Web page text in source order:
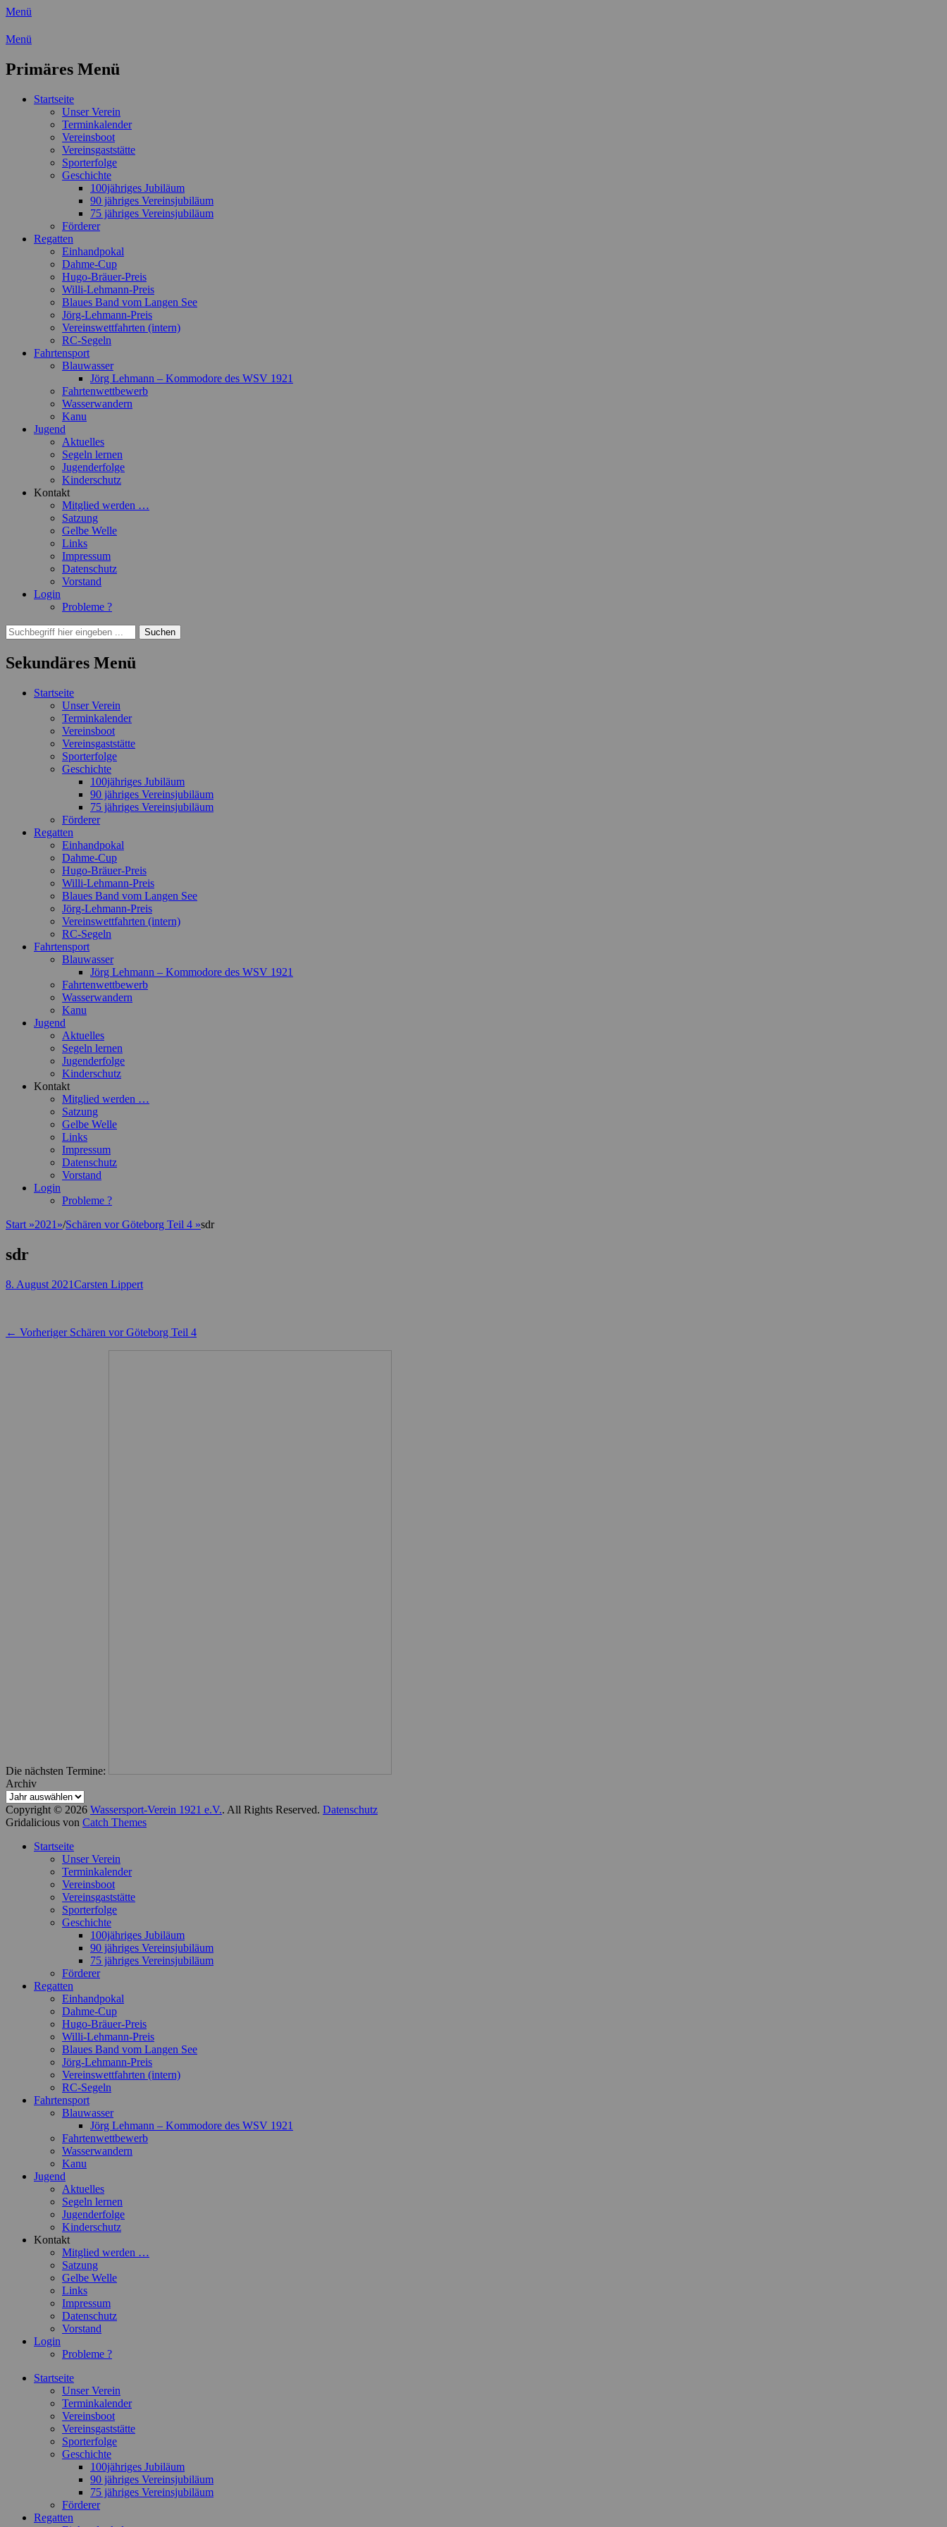
Menü
Wassersport-Verein 1921 e.V.
Menü
Primäres Menü
Zum
Startseite
Unser Verein
Terminkalender
Vereinsboot
Vereinsgaststätte
Sporterfolge
Geschichte
100jähriges Jubiläum
90 jähriges Vereinsjubiläum
75 jähriges Vereinsjubiläum
Förderer
Regatten
Einhandpokal
Dahme-Cup
Hugo-Bräuer-Preis
Willi-Lehmann-Preis
Blaues Band vom Langen See
Jörg-Lehmann-Preis
Vereinswettfahrten (intern)
RC-Segeln
Fahrtensport
Blauwasser
Jörg Lehmann – Kommodore des WSV 1921
Fahrtenwettbewerb
Wasserwandern
Kanu
Jugend
Aktuelles
Segeln lernen
Jugenderfolge
Kinderschutz
Kontakt
Mitglied werden …
Satzung
Gelbe Welle
Links
Impressum
Datenschutz
Vorstand
Login
Probleme ?
Suchen
Suchen
nach:
Sekundäres Menü
Zum
Startseite
Unser Verein
Terminkalender
Vereinsboot
Vereinsgaststätte
Sporterfolge
Geschichte
100jähriges Jubiläum
90 jähriges Vereinsjubiläum
75 jähriges Vereinsjubiläum
Förderer
Regatten
Einhandpokal
Dahme-Cup
Hugo-Bräuer-Preis
Willi-Lehmann-Preis
Blaues Band vom Langen See
Jörg-Lehmann-Preis
Vereinswettfahrten (intern)
RC-Segeln
Fahrtensport
Blauwasser
Jörg Lehmann – Kommodore des WSV 1921
Fahrtenwettbewerb
Wasserwandern
Kanu
Jugend
Aktuelles
Segeln lernen
Jugenderfolge
Kinderschutz
Kontakt
Mitglied werden …
Satzung
Gelbe Welle
Links
Impressum
Datenschutz
Vorstand
Login
Probleme ?
Start »2021 »/Schären vor Göteborg Teil 4 »sdr
sdr
Posted
8. August 2021Autor
Carsten Lippert
Beitragsnavigation
← Vorheriger Vorheriger
Schären vor Göteborg Teil 4
Die nächsten Termine:
Archiv
Copyright © 2026 Wassersport-Verein 1921 e.V.. All Rights Reserved. Datenschutz
Gridalicious von Catch Themes
oben
Startseite
Unser Verein
Terminkalender
Vereinsboot
Vereinsgaststätte
Sporterfolge
Geschichte
100jähriges Jubiläum
90 jähriges Vereinsjubiläum
75 jähriges Vereinsjubiläum
Förderer
Regatten
Einhandpokal
Dahme-Cup
Hugo-Bräuer-Preis
Willi-Lehmann-Preis
Blaues Band vom Langen See
Jörg-Lehmann-Preis
Vereinswettfahrten (intern)
RC-Segeln
Fahrtensport
Blauwasser
Jörg Lehmann – Kommodore des WSV 1921
Fahrtenwettbewerb
Wasserwandern
Kanu
Jugend
Aktuelles
Segeln lernen
Jugenderfolge
Kinderschutz
Kontakt
Mitglied werden …
Satzung
Gelbe Welle
Links
Impressum
Datenschutz
Vorstand
Login
Probleme ?
Startseite
Unser Verein
Terminkalender
Vereinsboot
Vereinsgaststätte
Sporterfolge
Geschichte
100jähriges Jubiläum
90 jähriges Vereinsjubiläum
75 jähriges Vereinsjubiläum
Förderer
Regatten